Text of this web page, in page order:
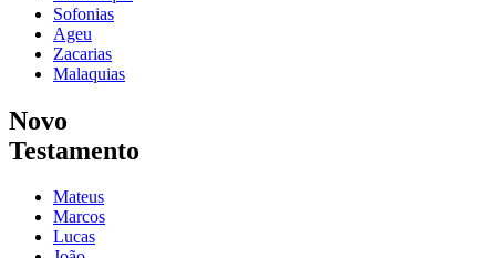
Sofonias
Ageu
Zacarias
Malaquias
Novo
Testamento
Mateus
Marcos
Lucas